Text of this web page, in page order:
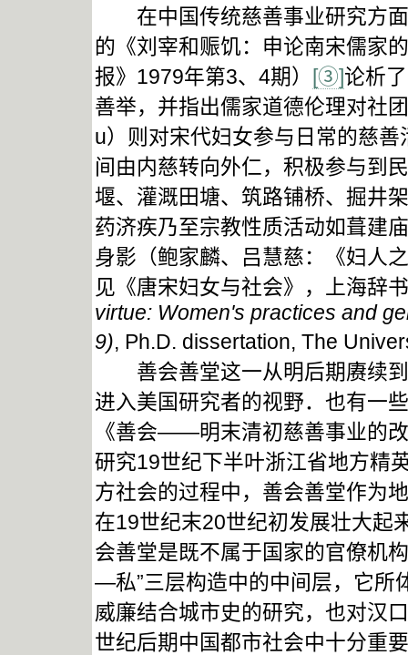
在中国传统慈善事业研究方面
的《刘宰和赈饥：申论南宋儒家
报》1979年第3、4期） [③]论析
善举，并指出儒家道德伦理对社
u）则对宋代妇女参与日常的慈
间由内慈转向外仁，积极参与到
堰、灌溉田塘、筑路铺桥、掘井
药济疾乃至宗教性质活动如葺建
身影（鲍家麟、吕慧慈：《妇人
见《唐宋妇女与社会》，上海辞
virtue: Women's practices and
9), Ph.D. dissertation, The
善会善堂这一从明后期赓续到
进入美国研究者的视野．也有一
《善会——明末清初慈善事业的
研究19世纪下半叶浙江省地方精
方社会的过程中，善会善堂作为
在19世纪末20世纪初发展壮大起
会善堂是既不属于国家的官僚机
—私”三层构造中的中间层，它所
威廉结合城市史的研究，也对汉
世纪后期中国都市社会中十分重